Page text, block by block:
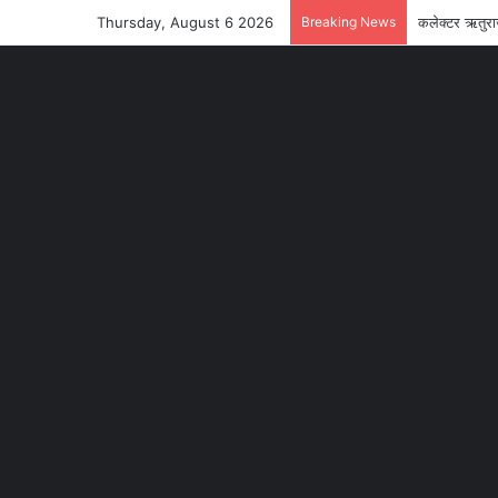
Thursday, August 6 2026 Breaking News कलेक्टर